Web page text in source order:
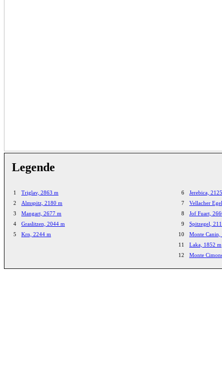
Legende
1
Triglav, 2863 m
2
Almspitz, 2180 m
3
Mangart, 2677 m
4
Graslitzen, 2044 m
5
Krn, 2244 m
6
Jerebica,
7
Vellacher
8
Jof Fuart,
9
Spitzegel,
10
Monte Canin,
11
Laka, 1852 m
12
Monte